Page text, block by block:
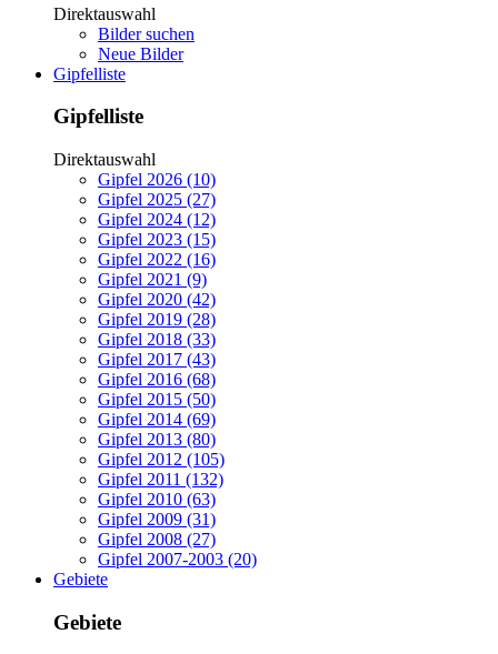
Direktauswahl
Bilder suchen
Neue Bilder
Gipfelliste
Gipfelliste
Direktauswahl
Gipfel 2026 (10)
Gipfel 2025 (27)
Gipfel 2024 (12)
Gipfel 2023 (15)
Gipfel 2022 (16)
Gipfel 2021 (9)
Gipfel 2020 (42)
Gipfel 2019 (28)
Gipfel 2018 (33)
Gipfel 2017 (43)
Gipfel 2016 (68)
Gipfel 2015 (50)
Gipfel 2014 (69)
Gipfel 2013 (80)
Gipfel 2012 (105)
Gipfel 2011 (132)
Gipfel 2010 (63)
Gipfel 2009 (31)
Gipfel 2008 (27)
Gipfel 2007-2003 (20)
Gebiete
Gebiete